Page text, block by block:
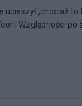
,chociaż
Względności